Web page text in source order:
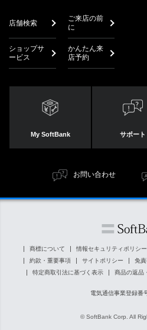
店舗検索
ご来店の前
に
ショップサ
ービス
かんたん来
店予約
My SoftBank サポート
お問い合わせ
商標について 情報セキュリティポリシー
約款・重要事項
サイトポリシー 免
特定商取引法に基づく表示
商品の返品
電気通信事業登録番
© SoftBank Corp. All